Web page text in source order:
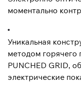
моментально
Уникальная
методом горячего
PUNCHED GRID,
электрические